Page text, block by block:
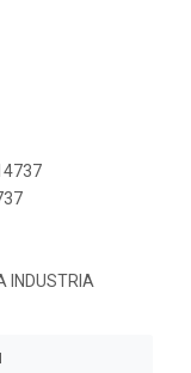
INDUSTRIA